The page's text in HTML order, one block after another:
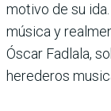
motivo de su
música y
Óscar Fadlala,
herederos